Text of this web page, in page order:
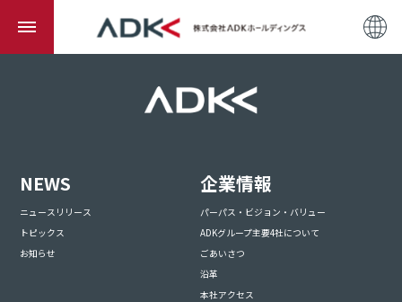
NEWS
ニュースリリース
トピックス
お知らせ
企業情報
パーパス・ビジョン・バリュー
ADKグループ主要4社について
ごあいさつ
沿革
本社アクセス